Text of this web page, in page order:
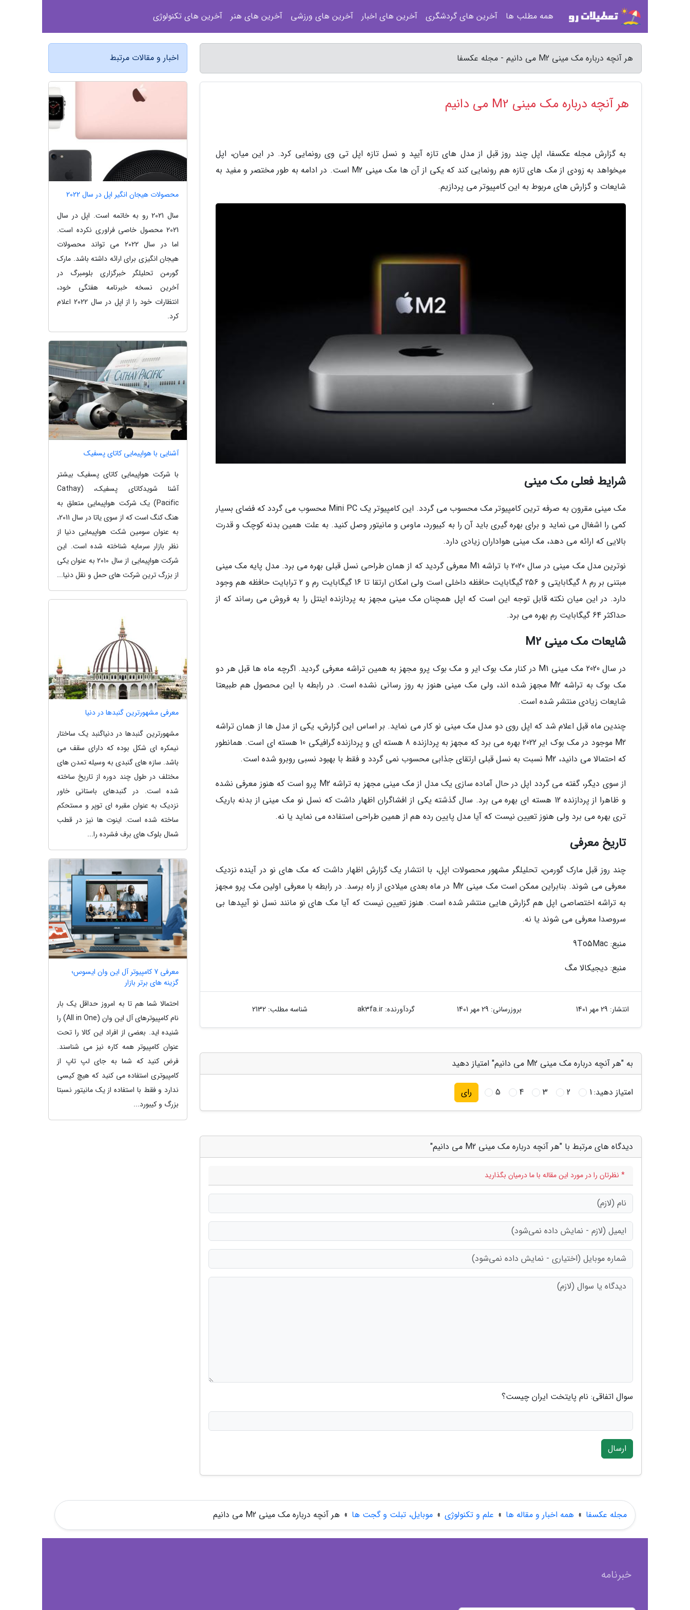
هر آنچه درباره مک مینی M2 می دانیم - مجله عکسفا
هر آنچه درباره مک مینی M2 می دانیم
به گزارش مجله عکسفا، اپل چند روز قبل از مدل های تازه آیپد و نسل تازه اپل تی وی رونمایی کرد. در این میان، اپل
میخواهد به زودی از مک های تازه هم رونمایی کند که یکی از آن ها مک مینی M2 است. در ادامه به طور مختصر و مفید به
شایعات و گزارش های مربوط به این کامپیوتر می پردازیم.
شرایط فعلی مک مینی
مک مینی مقرون به صرفه ترین کامپیوتر مک محسوب می گردد. این کامپیوتر یک Mini PC محسوب می گردد که فضای بسیار
کمی را اشغال می نماید و برای بهره گیری باید آن را به کیبورد، ماوس و مانیتور وصل کنید. به علت همین بدنه کوچک و قدرت
بالایی که ارائه می دهد، مک مینی هواداران زیادی دارد.
نوترین مدل مک مینی در سال 2020 با تراشه M1 معرفی گردید که از همان طراحی نسل قبلی بهره می برد. مدل پایه مک مینی
مبتنی بر رم 8 گیگابایتی و 256 گیگابایت حافظه داخلی است ولی امکان ارتقا تا 16 گیگابایت رم و 2 ترابایت حافظه هم وجود
دارد. در این میان نکته قابل توجه این است که اپل همچنان مک مینی مجهز به پردازنده اینتل را به فروش می رساند که از
حداکثر 64 گیگابایت رم بهره می برد.
شایعات مک مینی M2
در سال 2020 مک مینی M1 در کنار مک بوک ایر و مک بوک پرو مجهز به همین تراشه معرفی گردید. اگرچه ماه ها قبل هر دو
مک بوک به تراشه M2 مجهز شده اند، ولی مک مینی هنوز به روز رسانی نشده است. در رابطه با این محصول هم طبیعتا
شایعات زیادی منتشر شده است.
چندین ماه قبل اعلام شد که اپل روی دو مدل مک مینی نو کار می نماید. بر اساس این گزارش، یکی از مدل ها از همان تراشه
M2 موجود در مک بوک ایر 2022 بهره می برد که مجهز به پردازنده 8 هسته ای و پردازنده گرافیکی 10 هسته ای است. همانطور
که احتمالا می دانید، M2 نسبت به نسل قبلی ارتقای جذابی محسوب نمی گردد و فقط با بهبود نسبی روبرو شده است.
از سوی دیگر، گفته می گردد اپل در حال آماده سازی یک مدل از مک مینی مجهز به تراشه M2 پرو است که هنوز معرفی نشده
و ظاهرا از پردازنده 12 هسته ای بهره می برد. سال گذشته یکی از افشاگران اظهار داشت که نسل نو مک مینی از بدنه باریک
تری بهره می برد ولی هنوز تعیین نیست که آیا مدل پایین رده هم از همین طراحی استفاده می نماید یا نه.
تاریخ معرفی
چند روز قبل مارک گورمن، تحلیلگر مشهور محصولات اپل، با انتشار یک گزارش اظهار داشت که مک های نو در آینده نزدیک
معرفی می شوند. بنابراین ممکن است مک مینی M2 در ماه بعدی میلادی از راه برسد. در رابطه با معرفی اولین مک پرو مجهز
به تراشه اختصاصی اپل هم گزارش هایی منتشر شده است. هنوز تعیین نیست که آیا مک های نو مانند نسل نو آیپدها بی
سروصدا معرفی می شوند یا نه.
منبع: 9To5Mac
منبع: دیجیکالا مگ
انتشار: 29 مهر 1401 بروزرسانی: 29 مهر 1401 گردآورنده:ak3fa.ir شناسه مطلب: 2132
به "هر آنچه درباره مک مینی M2 می دانیم" امتیاز دهید
امتیاز دهید:1
2
3
4
5 رای
دیدگاه های مرتبط با "هر آنچه درباره مک مینی M2 می دانیم"
* نظرتان را در مورد این مقاله با ما درمیان بگذارید
سوال اتفاقی: نام پایتخت ایران چیست؟
ارسال
اخبار و مقالات مرتبط
محصولات هیجان انگیر اپل در سال 2022
سال 2021 رو به خاتمه است. اپل در سال
2021 محصول خاصی فراوری نکرده است.
اما در سال 2022 می تواند محصولات
هیجان انگیزی برای ارائه داشته باشد. مارک
گورمن تحلیلگر خبرگزاری بلومبرگ در
آخرین نسخه خبرنامه هفتگی خود،
انتظارات خود را از اپل در سال 2022 اعلام
کرد.
آشنایی با هواپیمایی کاتای پسفیک
با شرکت هواپیمایی کاتای پسفیک بیشتر
آشنا شویدکاتای پسفیک، (Cathay
Pacific) یک شرکت هواپیمایی متعلق به
هنگ کنگ است که از سوی یاتا در سال 2011،
به عنوان سومین شکت هواپیمایی دنیا از
نظر بازار سرمایه شناخته شده است. این
شرکت هواپیمایی از سال 2010 به عنوان یکی
از بزرگ ترین شرکت های حمل و نقل دنیا...
معرفی مشهورترین گنبدها در دنیا
مشهورترین گنبدها در دنیاگنبد یک ساختار
نیمکره ای شکل بوده که دارای سقف می
باشد. سازه های گنبدی به وسیله تمدن های
مختلف در طول چند دوره از تاریخ ساخته
شده است. در گنبدهای باستانی خاور
نزدیک به عنوان مقبره ای توپر و مستحکم
ساخته شده است. اینوت ها نیز در قطب
شمال بلوک های برف فشرده را...
معرفی 7 کامپیوتر آل این وان ایسوس؛
گزینه های برتر بازار
احتمالا شما هم تا به امروز حداقل یک بار
نام کامپیوترهای آل این وان (All in One) را
شنیده اید. بعضی از افراد این کالا را تحت
عنوان کامپیوتر همه کاره نیز می شناسند.
فرض کنید که شما به جای لپ تاپ از
کامپیوتری استفاده می کنید که هیچ کیسی
ندارد و فقط با استفاده از یک مانیتور نسبتا
بزرگ و کیبورد...
مجله عکسفا » همه اخبار و مقاله ها » علم و تکنولوژی » موبایل، تبلت و گجت ها » هر آنچه درباره مک مینی M2 می دانیم
همه مطلب ها آخرین های گردشگری آخرین های اخبار آخرین های ورزشی آخرین های هنر آخرین های تکنولوژی
خبرنامه